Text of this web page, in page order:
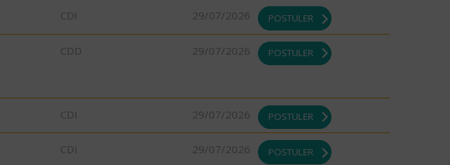
CDI 29/07/2026 POSTULER
CDD 29/07/2026 POSTULER
CDI 29/07/2026 POSTULER
CDI 29/07/2026 POSTULER